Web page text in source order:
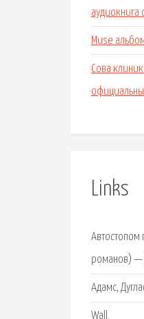
аудиокнига
Muse
Сова
Links
Автостопом
романов) —
Адамс,
Wall.